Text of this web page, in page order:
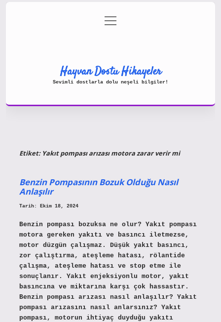
Gizlilik Politikası
menüyü
aç
Hayvan Dostu Hikayeler
Sevimli dostlarla dolu neşeli bilgiler!
Etiket: Yakıt pompası arızası motora zarar verir mi
Benzin Pompasının Bozuk Olduğu Nasıl
Anlaşılır
Tarih: Ekim 18, 2024
Benzin pompası bozuksa ne olur? Yakıt pompası
motora gereken yakıtı ve basıncı iletmezse,
motor düzgün çalışmaz. Düşük yakıt basıncı,
zor çalıştırma, ateşleme hatası, rölantide
çalışma, ateşleme hatası ve stop etme ile
sonuçlanır. Yakıt enjeksiyonlu motor, yakıt
basıncına ve miktarına karşı çok hassastır.
Benzin pompası arızası nasıl anlaşılır? Yakıt
pompası arızasını nasıl anlarsınız? Yakıt
pompası, motorun ihtiyaç duyduğu yakıtı